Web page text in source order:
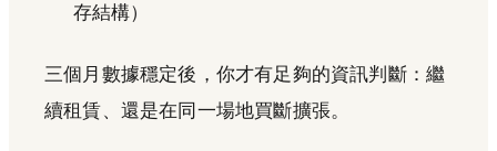
存結構）
三個月數據穩定後，你才有足夠的資訊判斷：繼
續租賃、還是在同一場地買斷擴張。